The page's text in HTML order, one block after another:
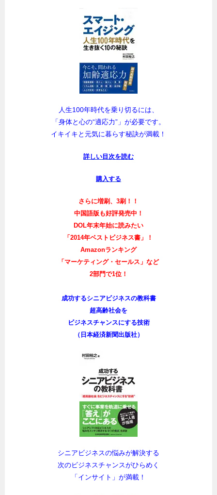
人生100年時代を乗り切るには、
「身体と心の“適応力”」が必要です。
イキイキと元気に暮らす秘訣が満載！
詳しい目次を読む
購入する
さらに増刷、3刷！！
中国語版も好評発売中！
DOL年末年始に読みたい
「2014年ベストビジネス書」！
Amazonランキング
「マーケティング・セールス」など
2部門で1位！
成功するシニアビジネスの教科書
超高齢社会を
ビジネスチャンスにする技術
（日本経済新聞出版社）
シニアビジネスの悩みが解決する
次のビジネスチャンスがひらめく
「インサイト」が満載！